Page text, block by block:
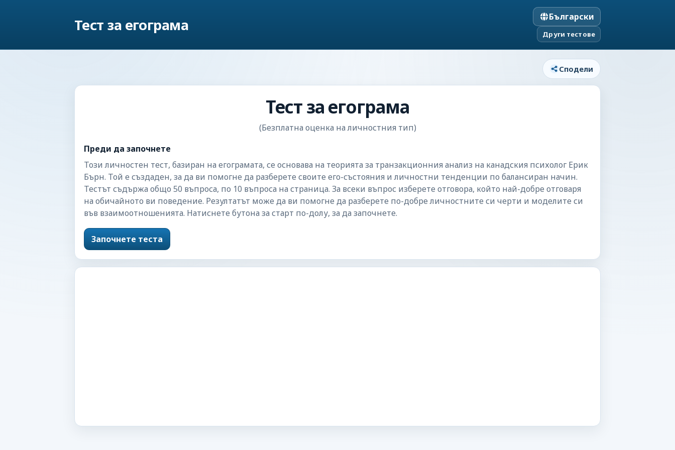
Тест за егограма Български
Други тестове
Сподели
Тест за егограма
(Безплатна оценка на личностния тип)
Преди да започнете
Този личностен тест, базиран на егограмата, се основава на теорията за транзакционния анализ на канадския психолог Ерик
Бърн. Той е създаден, за да ви помогне да разберете своите его-състояния и личностни тенденции по балансиран начин.
Тестът съдържа общо 50 въпроса, по 10 въпроса на страница. За всеки въпрос изберете отговора, който най-добре отговаря
на обичайното ви поведение. Резултатът може да ви помогне да разберете по-добре личностните си черти и моделите си
във взаимоотношенията. Натиснете бутона за старт по-долу, за да започнете.
Започнете теста